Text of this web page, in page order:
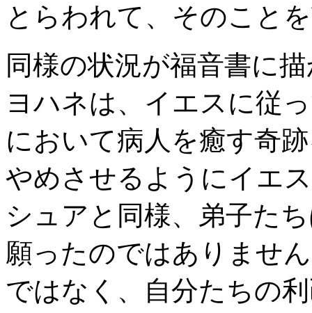
とらわれて、そのこと
同様の状況が福音書に
ヨハネは、イエスに従
において病人を癒す奇
やめさせるようにイエ
シュアと同様、弟子た
願ったのではありませ
ではなく、自分たちの